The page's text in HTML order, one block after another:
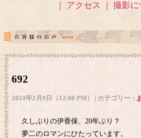
｜ アクセス ｜ 撮影に
692
2024年2月9日（12:00 PM） | カテゴリー：
久しぶりの伊香保、20年ぶり？
夢二のロマンにひたっています。